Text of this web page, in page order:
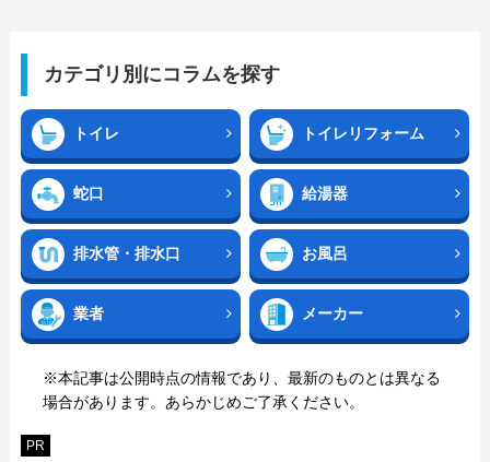
カテゴリ別にコラムを探す
トイレ トイレリフォーム
蛇口 給湯器
排水管・排水口 お風呂
業者 メーカー
※本記事は公開時点の情報であり、最新のものとは異なる
場合があります。あらかじめご了承ください。
PR